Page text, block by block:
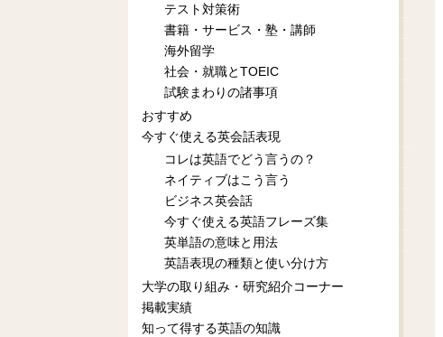
テスト対策術
書籍・サービス・塾・講師
海外留学
社会・就職とTOEIC
試験まわりの諸事項
おすすめ
今すぐ使える英会話表現
コレは英語でどう言うの？
ネイティブはこう言う
ビジネス英会話
今すぐ使える英語フレーズ集
英単語の意味と用法
英語表現の種類と使い分け方
大学の取り組み・研究紹介コーナー
掲載実績
知って得する英語の知識